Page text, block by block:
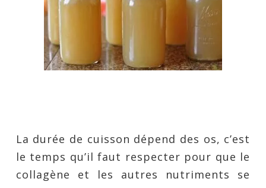
La durée de cuisson dépend des os, c’est
le temps qu’il faut respecter pour que le
collagène et les autres nutriments se